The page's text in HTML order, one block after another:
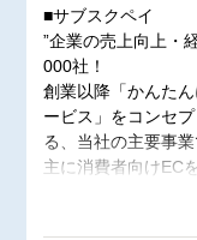
■サブスクペイ
”企業の売上向上・
000社！
創業以降「かんた
ービス」をコンセ
る、当社の主要事業
主に消費者向けEC
て、インターネッ